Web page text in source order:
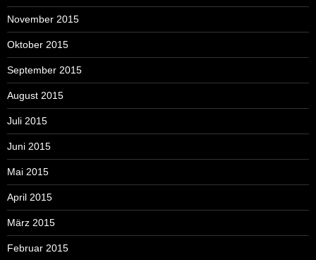
November 2015
Oktober 2015
September 2015
August 2015
Juli 2015
Juni 2015
Mai 2015
April 2015
März 2015
Februar 2015